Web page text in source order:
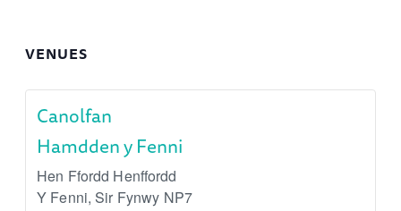
VENUES
Canolfan
Hamdden y Fenni
Hen Ffordd Henffordd
Y Fenni, Sir Fynwy NP7